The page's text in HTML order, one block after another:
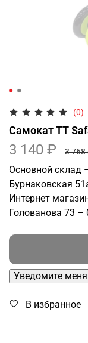
(0)
Самокат TT
3 140 ₽ 3 768
Основной склад
Бурнаковская
Интернет
Голованова 73 –
Уведомите
В избранное